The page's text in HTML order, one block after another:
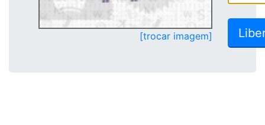
[trocar imagem]